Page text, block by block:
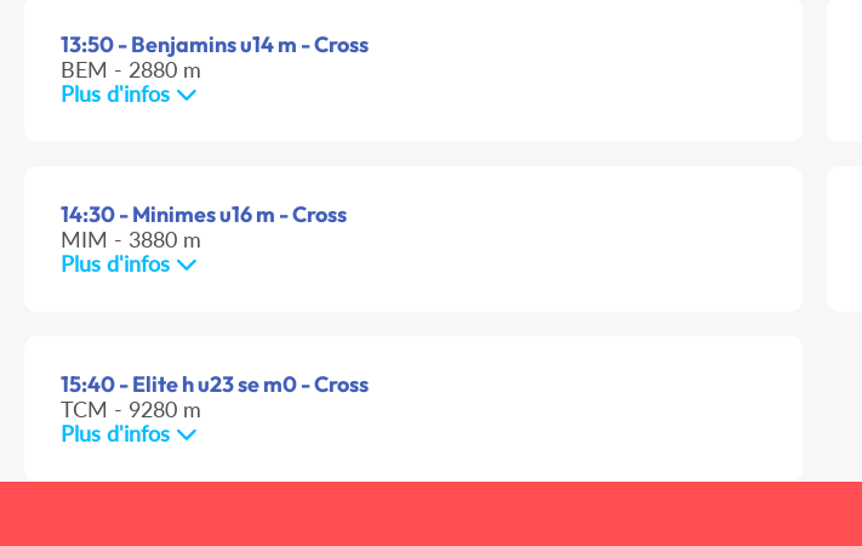
13:50 - Benjamins u14 m - Cross
BEM - 2880 m
Plus d'infos
14:30 - Minimes u16 m - Cross
MIM - 3880 m
Plus d'infos
15:40 - Elite h u23 se m0 - Cross
TCM - 9280 m
Plus d'infos